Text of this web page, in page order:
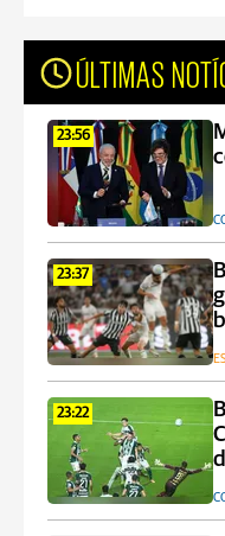
ÚLTIMAS
23:56
23:37
23:22